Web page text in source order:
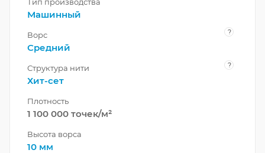
Машинный
Ворс ?
Средний
Структура нити ?
Хит-сет
Плотность
1 100 000 точек/м²
Высота ворса
10 мм